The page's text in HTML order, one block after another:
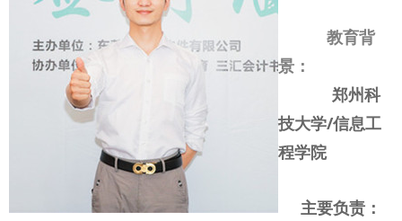
教育背
景：
郑州科
技大学/信息工
程学院
主要负责：